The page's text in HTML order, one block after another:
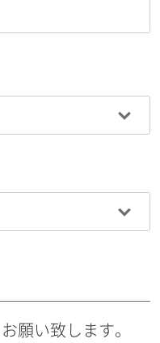
願い致します。